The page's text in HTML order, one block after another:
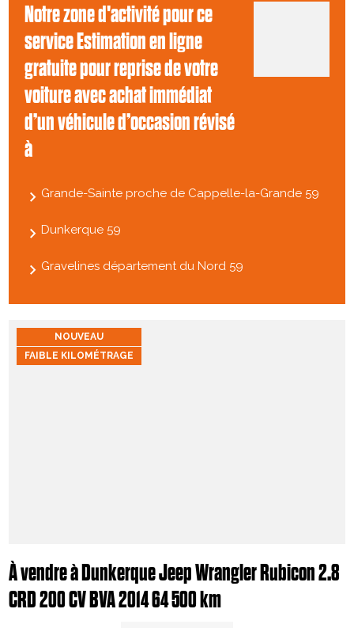
Notre zone d'activité pour ce
service Estimation en ligne
gratuite pour reprise de votre
voiture avec achat immédiat
d’un véhicule d’occasion révisé
à
Grande-Sainte proche de Cappelle-la-Grande 59
Dunkerque 59
Gravelines département du Nord 59
NOUVEAU
FAIBLE KILOMÉTRAGE
À vendre à Dunkerque Jeep Wrangler Rubicon 2.8
CRD 200 CV BVA 2014 64 500 km